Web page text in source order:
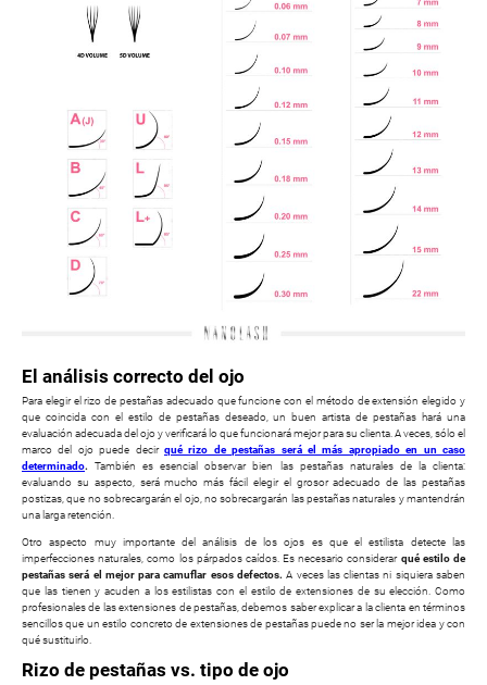
El análisis correcto del ojo
Para elegir el rizo de pestañas adecuado que funcione con el método de extensión elegido y
que coincida con el estilo de pestañas deseado, un buen artista de pestañas hará una
evaluación adecuada del ojo y verificará lo que funcionará mejor para su clienta. A veces, sólo el
marco del ojo puede decir qué rizo de pestañas será el más apropiado en un caso
determinado. También es esencial observar bien las pestañas naturales de la clienta:
evaluando su aspecto, será mucho más fácil elegir el grosor adecuado de las pestañas
postizas, que no sobrecargarán el ojo, no sobrecargarán las pestañas naturales y mantendrán
una larga retención.
Otro aspecto muy importante del análisis de los ojos es que el estilista detecte las
imperfecciones naturales, como los párpados caídos. Es necesario considerar qué estilo de
pestañas será el mejor para camuflar esos defectos. A veces las clientas ni siquiera saben
que las tienen y acuden a los estilistas con el estilo de extensiones de su elección. Como
profesionales de las extensiones de pestañas, debemos saber explicar a la clienta en términos
sencillos que un estilo concreto de extensiones de pestañas puede no ser la mejor idea y con
qué sustituirlo.
Rizo de pestañas vs. tipo de ojo